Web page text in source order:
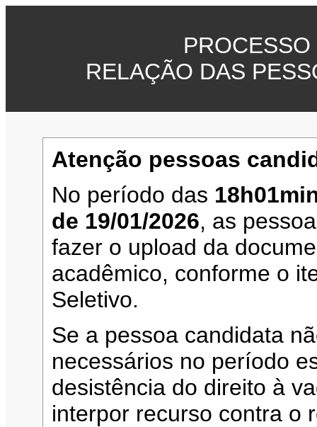
RELAÇÃO DAS
Atenção pessoas
No período das
de 19/01/2026, as
fazer o upload da
acadêmico, conforme o
Seletivo.
Se a pessoa candidata
necessários no período
desistência do direito à
interpor recurso contra o